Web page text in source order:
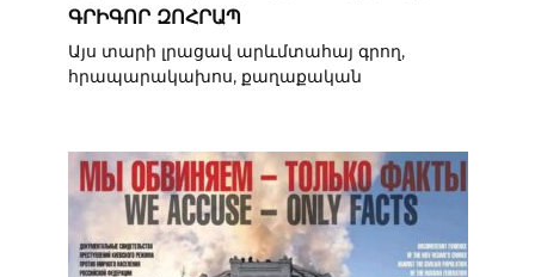
ԳՐԻԳՈՐ ԶՈՀՐԱՊ
Այս տարի լրացավ արևմտահայ գրող,
հրապարակախոս, քաղաքական